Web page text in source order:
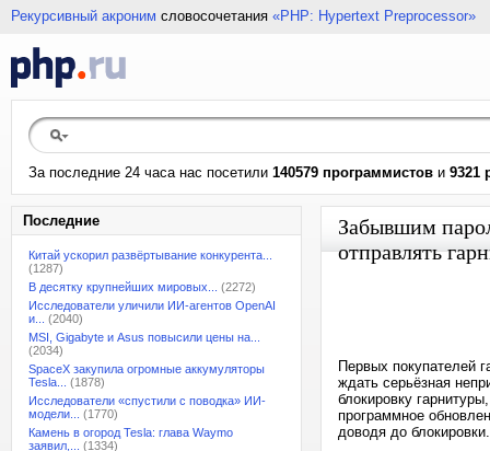
Рекурсивный акроним словосочетания «PHP: Hypertext Preprocessor»
За последние 24 часа нас посетили 140579 программистов и 9321
Последние
Китай ускорил развёртывание конкурента...
(1287)
В десятку крупнейших мировых...
(2272)
Исследователи уличили ИИ-агентов OpenAI
и...
(2040)
MSI, Gigabyte и Asus повысили цены на...
(2034)
SpaceX закупила огромные аккумуляторы
Tesla...
(1878)
Исследователи «спустили с поводка» ИИ-
модели...
(1770)
Камень в огород Tesla: глава Waymo
заявил,...
(1334)
Забывшим
отправлять
Первых покупателей
ждать серьёзная
блокировку
программное
доводя до